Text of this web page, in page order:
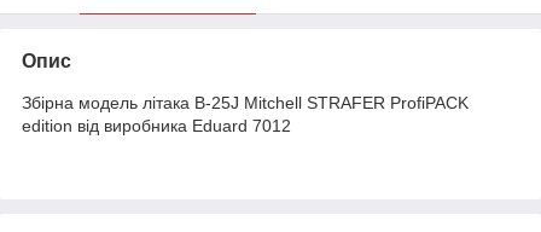
Опис
Збірна модель літака B-25J Mitchell STRAFER ProfiPACK
edition від виробника Eduard 7012